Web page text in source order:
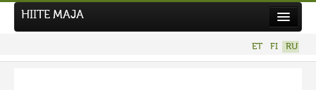
HIITE MAJA
ET FI RU